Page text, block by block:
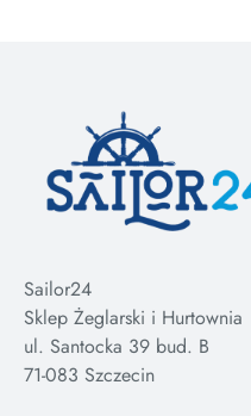
Sailor24
Sklep Żeglarski i Hurtownia
ul. Santocka 39 bud. B
71-083 Szczecin